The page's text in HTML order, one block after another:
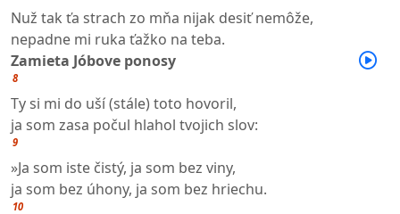
Nuž tak ťa strach zo mňa nijak desiť nemôže,
nepadne mi ruka ťažko na teba.
Zamieta Jóbove ponosy
8
Ty si mi do uší (stále) toto hovoril,
ja som zasa počul hlahol tvojich slov:
9
»Ja som iste čistý, ja som bez viny,
ja som bez úhony, ja som bez hriechu.
10